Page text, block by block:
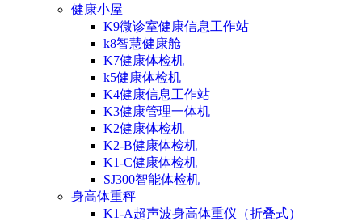
健康小屋
K9微诊室健康信息工作站
k8智慧健康舱
K7健康体检机
k5健康体检机
K4健康信息工作站
K3健康管理一体机
K2健康体检机
K2-B健康体检机
K1-C健康体检机
SJ300智能体检机
身高体重秤
K1-A超声波身高体重仪（折叠式）